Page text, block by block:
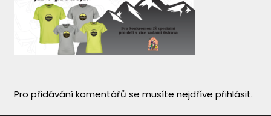
Pro přidávání komentářů se musíte nejdříve přihlásit.